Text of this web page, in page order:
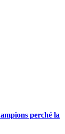
perché la